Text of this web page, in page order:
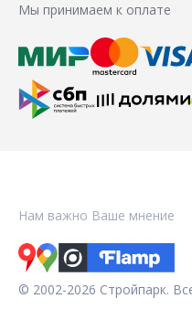
Мы принимаем к оплате
Нам важно Ваше мнение
© 2002-2026 Стройпарк.